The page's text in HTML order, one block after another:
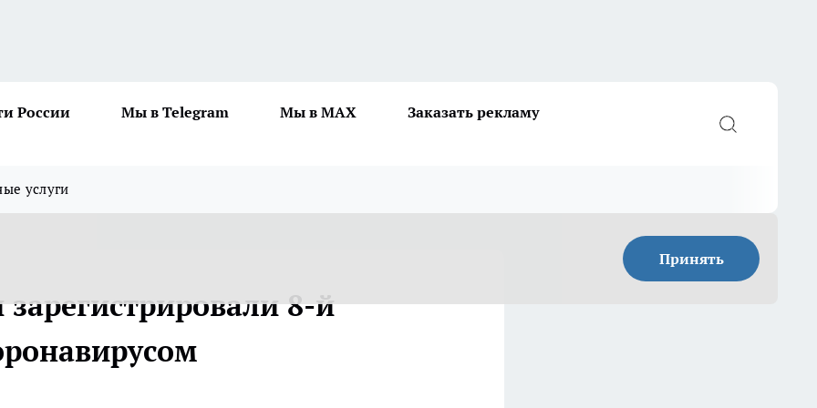
России Мы в Telegram Мы в MAX Заказать рекламу
услуги
Принять
8-й